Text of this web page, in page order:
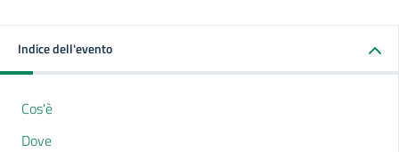
Indice dell'evento
Cos'è
Dove